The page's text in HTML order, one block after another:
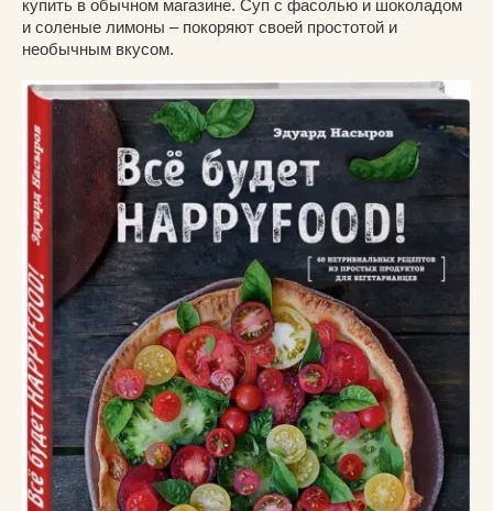
купить в обычном магазине. Суп с фасолью и шоколадом
и соленые лимоны – покоряют своей простотой и
необычным вкусом.